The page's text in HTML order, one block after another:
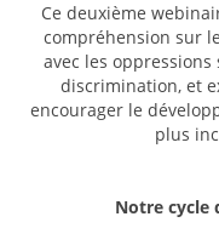
Ce deuxième
compréhension sur
avec les
discrimination, et
encourager le
plus
Notre cycle